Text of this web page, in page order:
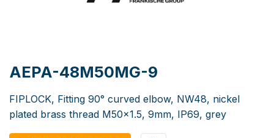
AEPA-48M50MG-9
FIPLOCK, Fitting 90° curved elbow, NW48, nickel
plated brass thread M50x1.5, 9mm, IP69, grey